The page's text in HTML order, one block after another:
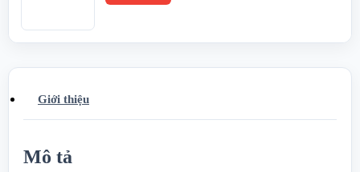
Giới thiệu
Mô tả